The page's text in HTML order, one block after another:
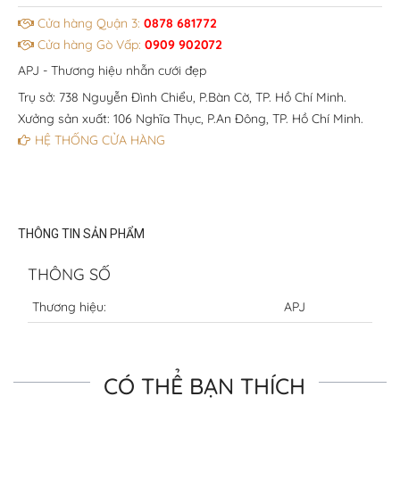
Cửa hàng Quận 3: 0878 681772
Cửa hàng Gò Vấp: 0909 902072
APJ - Thương hiệu nhẫn cưới đẹp
Trụ sở: 738 Nguyễn Đình Chiểu, P.Bàn Cờ, TP. Hồ Chí Minh.
Xưởng sản xuất: 106 Nghĩa Thục, P.An Đông, TP. Hồ Chí Minh.
HỆ THỐNG CỬA HÀNG
THÔNG TIN SẢN PHẨM
THÔNG SỐ
Thương hiệu: APJ
CÓ THỂ BẠN THÍCH